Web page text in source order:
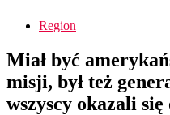
Region
Miał być
misji, był też
wszyscy okazali się